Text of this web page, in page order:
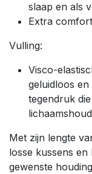
slaap en als
Extra
Vulling:
Visco-
geluidloos
tegendruk
Met zijn lengte
losse kussens
gewenste